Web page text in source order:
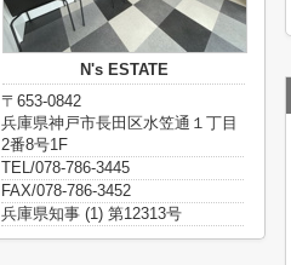
N's ESTATE
〒653-0842
兵庫県神戸市長田区水笠通１丁目
2番8号1F
TEL/078-786-3445
FAX/078-786-3452
兵庫県知事 (1) 第12313号